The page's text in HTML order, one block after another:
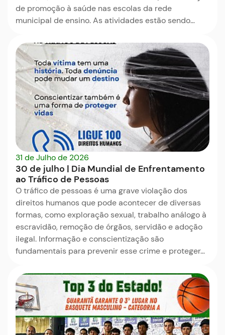
de promoção à saúde nas escolas da rede
municipal de ensino. As atividades estão sendo…
31 de Julho de 2026
30 de julho | Dia Mundial de Enfrentamento
ao Tráfico de Pessoas
O tráfico de pessoas é uma grave violação dos
direitos humanos que pode acontecer de diversas
formas, como exploração sexual, trabalho análogo à
escravidão, remoção de órgãos, servidão e adoção
ilegal. Informação e conscientização são
fundamentais para prevenir esse crime e proteger…